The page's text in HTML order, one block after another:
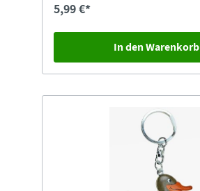
5,99 €*
In den Warenkorb